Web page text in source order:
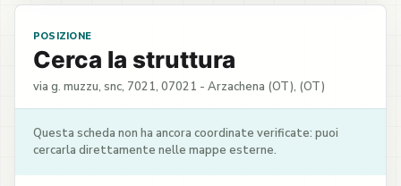
POSIZIONE
Cerca la struttura
via g. muzzu, snc, 7021, 07021 - Arzachena (OT), (OT)
Questa scheda non ha ancora coordinate verificate: puoi
cercarla direttamente nelle mappe esterne.